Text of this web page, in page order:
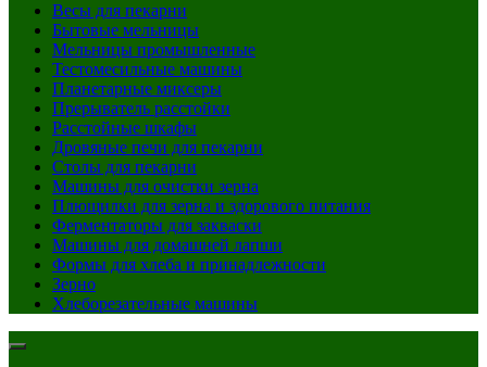
Весы для пекарни
Бытовые мельницы
Мельницы промышленные
Тестомесильные машины
Планетарные миксеры
Прерыватель расстойки
Расстойные шкафы
Дровяные печи для пекарни
Столы для пекарни
Машины для очистки зерна
Плющилки для зерна и здорового питания
Ферментаторы для закваски
Машины для домашней лапши
Формы для хлеба и принадлежности
Зерно
Хлеборезательные машины